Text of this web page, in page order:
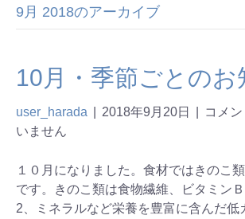
9月 2018のアーカイブ
10月・季節ごとのお
user_harada 2018年9月20日
コメ
いません
１０月になりました。食材ではきのこ
です。きのこ類は食物繊維、ビタミン
2、ミネラルなど栄養を豊富に含んだ低